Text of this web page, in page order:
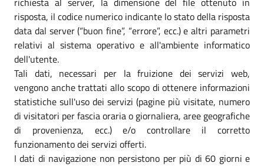
risposta, il codice numerico indicante lo stato della risposta
data dal server (“buon fine”, “errore”, ecc.) e altri parametri
relativi al sistema operativo e all'ambiente informatico
dell'utente.
Tali dati, necessari per la fruizione dei servizi web,
vengono anche trattati allo scopo di ottenere informazioni
statistiche sull'uso dei servizi (pagine più visitate, numero
di visitatori per fascia oraria o giornaliera, aree geografiche
di provenienza, ecc.) e/o controllare il corretto
funzionamento dei servizi offerti.
I dati di navigazione non persistono per più di 60 giorni e